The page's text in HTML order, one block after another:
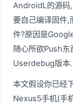
AndroidL的源码
要自己编译固件,
件?原因是
随心所欲Push
Userdebug版本.
本文假设你已经
Nexus5手机(手